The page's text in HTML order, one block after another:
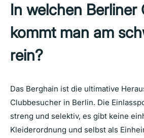
In welchen Berliner
kommt man am
rein?
Das Berghain ist die ultimative
Clubbesucher in Berlin. Die
streng und selektiv, es gibt keine
Kleiderordnung und selbst als